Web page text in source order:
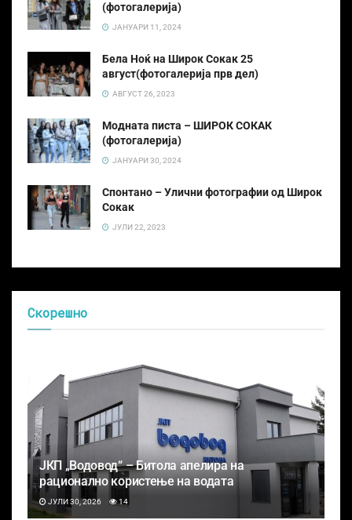
(фотогалерија)
ЈАНУАРИ 11, 2024
Бела Ноќ на Широк Сокак 25
август(фотогалерија прв дел)
АВГУСТ 26, 2023
Модната писта – ШИРОК СОКАК
(фотогалерија)
ЈАНУАРИ 30, 2024
Спонтано – Улични фотографии од Широк
Сокак
ЈУЛИ 22, 2023
Скорешно
ЈКП „Водовод“ – Битола апелира на
рационално користење на водата
ЈУЛИ 30, 2026 14